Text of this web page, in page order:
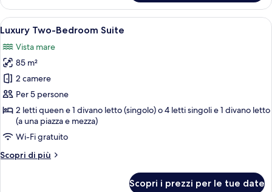
One-
Bedroom
Suite
Apri
tutte
le
foto
per
Luxury
Two-
Bedroom
Suite
Una camera d'albergo con un letto,
6
Luxury Two-Bedroom Suite
Vista mare
85 m²
2 camere
Per 5 persone
2 letti queen e 1 divano letto (singolo) o 4 letti singoli e 1 divano letto
(a una piazza e mezza)
Wi-Fi gratuito
Scopri di più
Altri
Scopri i prezzi per le tue date